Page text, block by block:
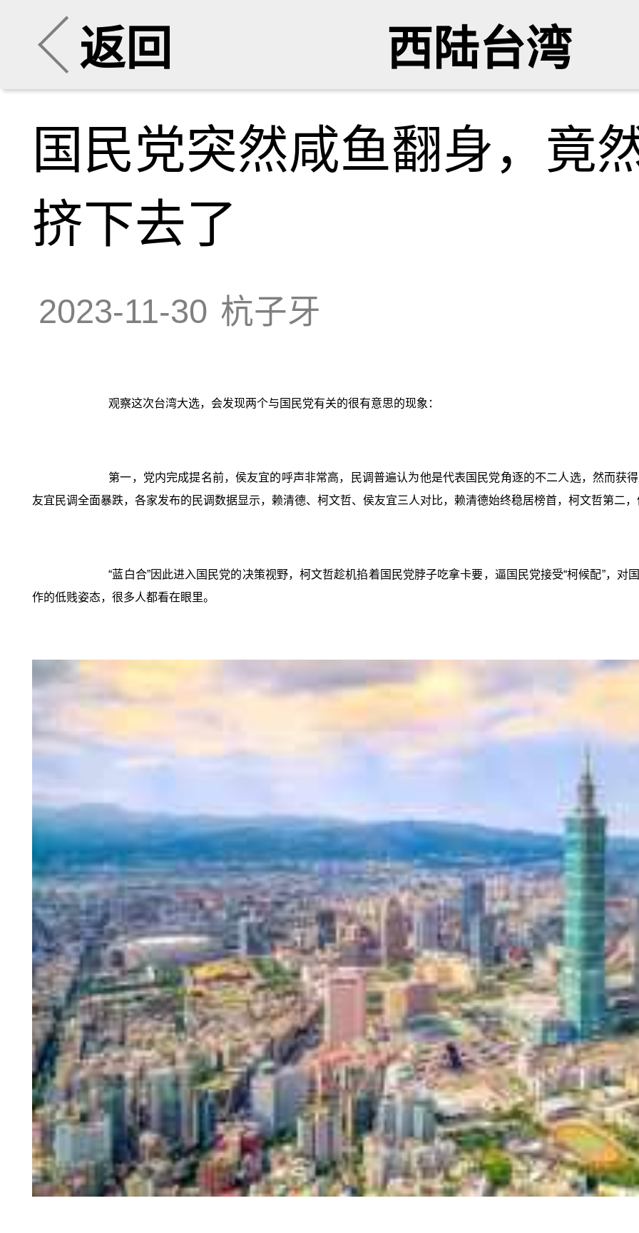
返回 西陆台湾
国民党突然咸鱼翻身，竟
挤下去了
2023-11-30 杭子牙
观察这次台湾大选，会发现两个与国民党有关的很有意思的现象：
第一，党内完成提名前，侯友宜的呼声非常高，民调普遍认为他是代表国民党角逐的不二人选，然而获
友宜民调全面暴跌，各家发布的民调数据显示，赖清德、柯文哲、侯友宜三人对比，赖清德始终稳居榜首，柯文哲第二
“蓝白合”因此进入国民党的决策视野，柯文哲趁机掐着国民党脖子吃拿卡要，逼国民党接受“柯候配”，
作的低贱姿态，很多人都看在眼里。